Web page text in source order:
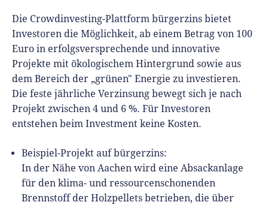
Die Crowdinvesting-Plattform bürgerzins bietet
Investoren die Möglichkeit, ab einem Betrag von 100
Euro in erfolgsversprechende und innovative
Projekte mit ökologischem Hintergrund sowie aus
dem Bereich der „grünen" Energie zu investieren.
Die feste jährliche Verzinsung bewegt sich je nach
Projekt zwischen 4 und 6 %. Für Investoren
entstehen beim Investment keine Kosten.
Beispiel-Projekt auf bürgerzins:
In der Nähe von Aachen wird eine Absackanlage
für den klima- und ressourcenschonenden
Brennstoff der Holzpellets betrieben, die über